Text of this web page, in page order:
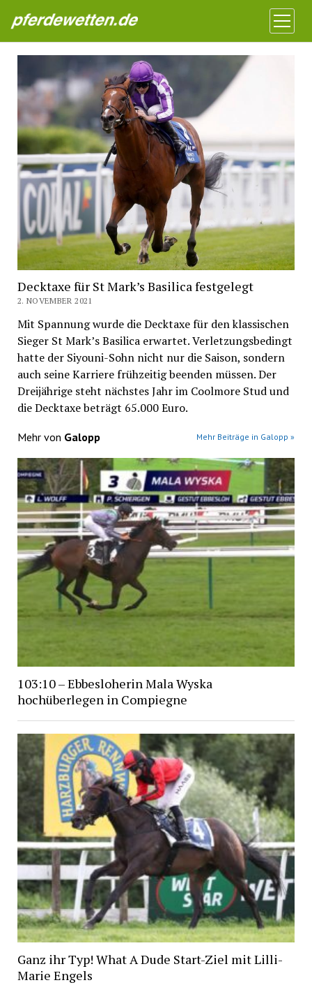
Pferdewetten News
Menü
öffnen
Decktaxe für St Mark’s Basilica festgelegt
2. NOVEMBER 2021
Mit Spannung wurde die Decktaxe für den klassischen
Sieger St Mark’s Basilica erwartet. Verletzungsbedingt
hatte der Siyouni-Sohn nicht nur die Saison, sondern
auch seine Karriere frühzeitig beenden müssen. Der
Dreijährige steht nächstes Jahr im Coolmore Stud und
die Decktaxe beträgt 65.000 Euro.
Mehr von Galopp Mehr Beiträge in Galopp »
103:10 – Ebbesloherin Mala Wyska
hochüberlegen in Compiegne
Ganz ihr Typ! What A Dude Start-Ziel mit Lilli-
Marie Engels